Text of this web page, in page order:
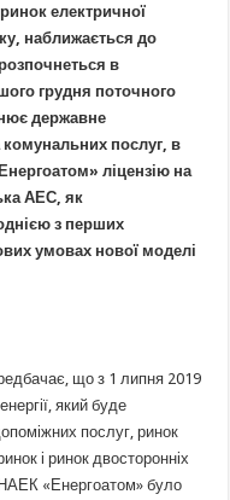
електричної
наближається до
в
грудня поточного
державне
комунальних послуг, в
ліцензію на
АЕС, як
з перших
умовах нової моделі
що з 1 липня 2019
який буде
послуг, ринок
і ринок двосторонніх
«Енергоатом» було